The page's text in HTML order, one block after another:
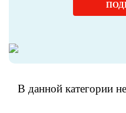
В данной категории